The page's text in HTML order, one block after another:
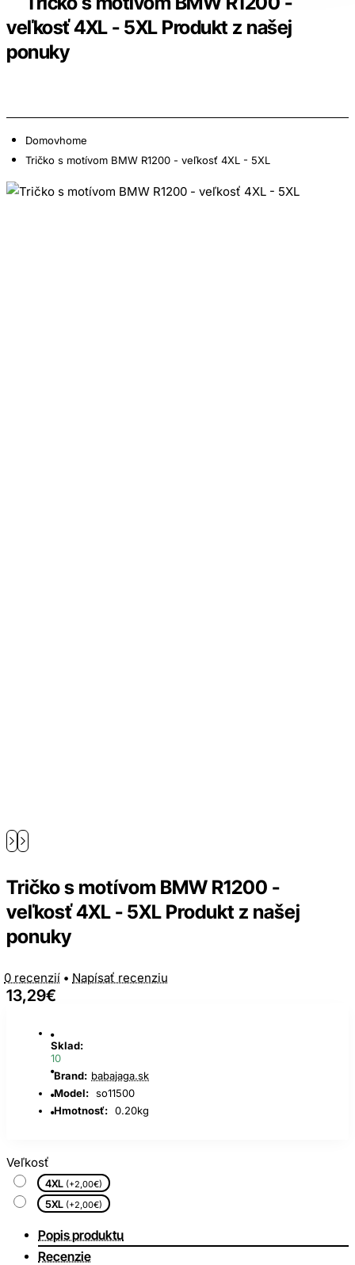
veľkosť 4XL - 5XL Produkt z našej
ponuky
Domovhome
Tričko s motívom BMW R1200 - veľkosť 4XL - 5XL
Tričko s motívom BMW R1200 -
veľkosť 4XL - 5XL Produkt z našej
ponuky
0 recenzií • Napísať recenziu
13,29€
Sklad:
10
Brand: babajaga.sk
Model: so11500
Hmotnosť: 0.20kg
Veľkosť
4XL (+2,00€)
5XL (+2,00€)
Popis produktu
Recenzie